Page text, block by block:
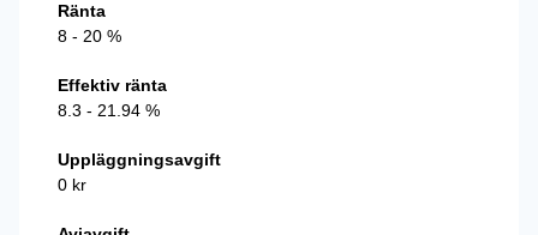
Ränta
8 - 20 %
Effektiv ränta
8.3 - 21.94 %
Uppläggningsavgift
0 kr